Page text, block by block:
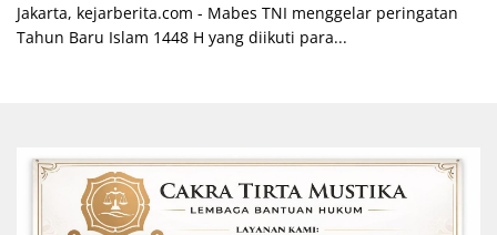
Jakarta, kejarberita.com - Mabes TNI menggelar peringatan
Tahun Baru Islam 1448 H yang diikuti para...